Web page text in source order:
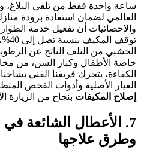
ساعة واحدة فقط من تلقي البلاغ،
العالمي لضمان استعادة برودة
والإحصائيات أن تفعيل خدمة
الخشبي من التلف الناتج عن
خاصة الأطفال وكبار السن، من
الكفاءة، يتحرك فريقنا الفني
الغيار الأصلية وأدوات الفحص
إصلاح المكيفات بنجاح من الزيارة
7. الأعطال الشائعة
وطرق علاجها